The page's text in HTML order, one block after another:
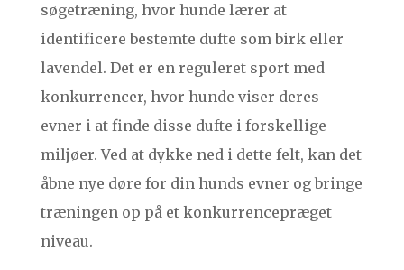
søgetræning, hvor hunde lærer at
identificere bestemte dufte som birk eller
lavendel. Det er en reguleret sport med
konkurrencer, hvor hunde viser deres
evner i at finde disse dufte i forskellige
miljøer. Ved at dykke ned i dette felt, kan det
åbne nye døre for din hunds evner og bringe
træningen op på et konkurrencepræget
niveau.